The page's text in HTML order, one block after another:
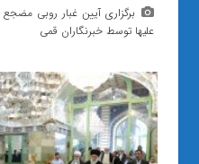
برگزاری آیین غبار روبی
علیها توسط خبرنگاران قمی